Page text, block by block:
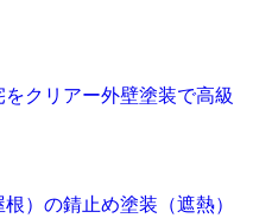
クリアー外壁塗装で高級
）の錆止め塗装（遮熱）